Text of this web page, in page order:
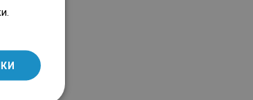
LITHUANIAN
ROMANIAN